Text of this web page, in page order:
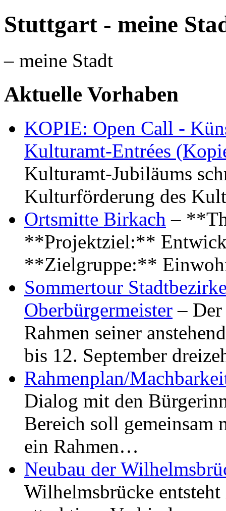
Stuttgart - meine
– meine Stadt
Aktuelle Vorhaben
KOPIE: Open Call -
Kulturamt-Entrées
Kulturamt-Jubiläums
Kulturförderung des
Ortsmitte Birkach –
**Projektziel:**
**Zielgruppe:**
Sommertour
Oberbürgermeister –
Rahmen seiner
bis 12. September
Rahmenplan/
Dialog mit den
Bereich soll gemeinsam
ein Rahmen…
Neubau der
Wilhelmsbrücke